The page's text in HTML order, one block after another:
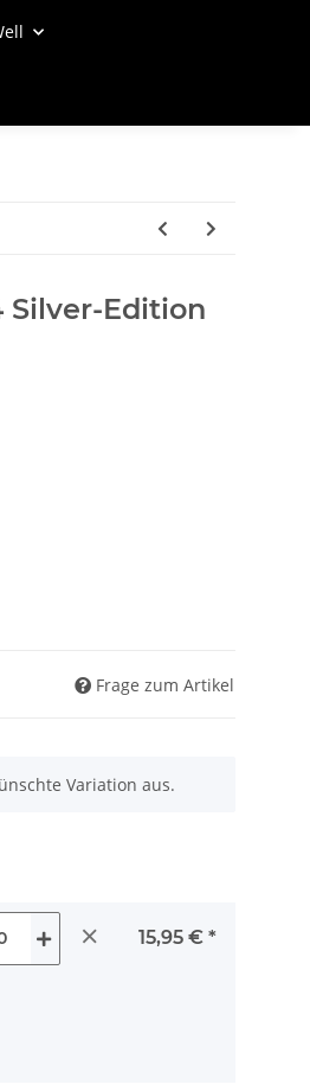
Silver-Edition
Frage zum Artikel
Variation aus.
× 15,95 € *